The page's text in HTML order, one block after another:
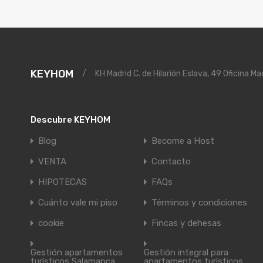
KEYHOM / KH Madrid C. de Hilarión Eslava, 49 Oficina
Descubre KEYHOM
Blog
Become a Host
VENTA
Contacto
HIPOTECAS
FAQs
Cuánto vale mi piso
Términos y condiciones
cookie
Fincas y dehesas
Gestión apartamentos
Gestión integral para